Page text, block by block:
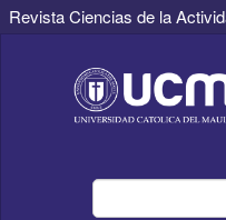
Revista Ciencias de la
principal
Contenido
principal